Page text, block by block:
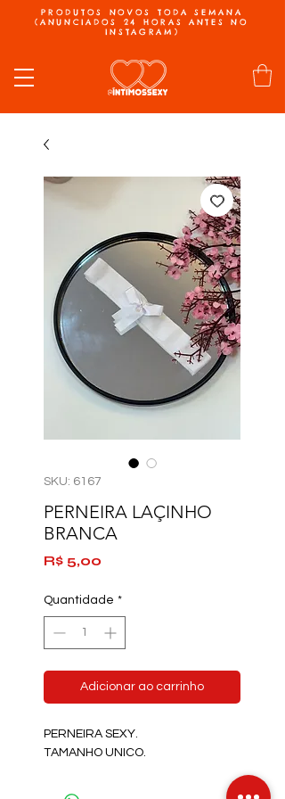
PRODUTOS NOVOS TODA SEMANA
(ANUNCIADOS 24 HORAS ANTES NO
INSTAGRAM)
SKU: 6167
PERNEIRA LAÇINHO
BRANCA
R$ 5,00
Quantidade *
Adicionar ao carrinho
PERNEIRA SEXY.
TAMANHO UNICO.